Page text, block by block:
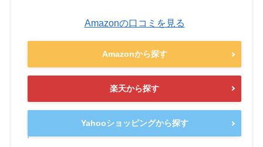
Amazonの口コミを見る
Amazonから探す
楽天から探す
Yahooショッピングから探す